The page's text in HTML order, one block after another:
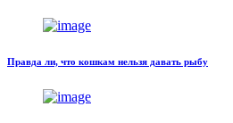
Правда ли, что кошкам нельзя давать рыбу